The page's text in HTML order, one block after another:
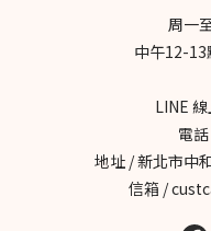
周一
中午12-13
LINE
電
地址 / 新北市中
信箱 /